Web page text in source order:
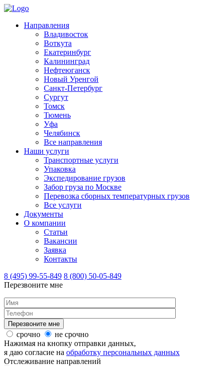
Направления
Владивосток
Воткута
Екатеринбург
Калининград
Нефтеюганск
Новый Уренгой
Санкт-Петербург
Сургут
Томск
Тюмень
Уфа
Челябинск
Все направления
Наши услуги
Транспортные услуги
Упаковка
Экспедирование грузов
Забор груза по Москве
Перевозка сборных температурных грузов
Все услуги
Документы
О компании
Статьи
Вакансии
Заявка
Контакты
8 (495) 99-55-849 8 (800) 50-05-849
Перезвоните мне
срочно
не срочно
Нажимая на кнопку отправки данных,
я даю согласие на обработку персональных данных
Отслеживание направлений